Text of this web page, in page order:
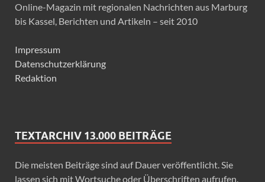
Online-Magazin mit regionalen Nachrichten aus Marburg
bis Kassel, Berichten und Artikeln – seit 2010
Impressum
Datenschutzerklärung
Redaktion
TEXTARCHIV 13.000 BEITRÄGE
Die meisten Beiträge sind auf Dauer veröffentlicht. Sie
lassen sich mit Wortsuche oder Überschriften aufrufen.